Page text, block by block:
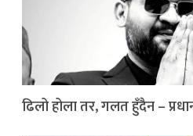
ढिलो होला तर, गलत हुँदैन –